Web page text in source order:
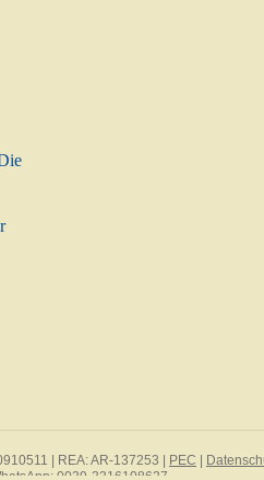
| REA: AR-137253 | PEC |
0039-3316108627